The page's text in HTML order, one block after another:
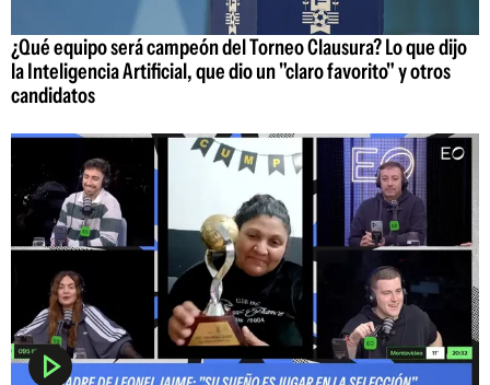
¿Qué equipo será campeón del Torneo Clausura? Lo que dijo
la Inteligencia Artificial, que dio un "claro favorito" y otros
candidatos